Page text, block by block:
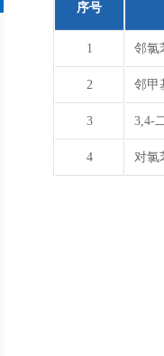
序号
1 邻氯
2 邻甲
3 3,4-
4 对氯